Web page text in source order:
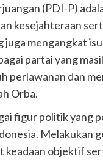
(PDI-P)
kesejahteraan
juga mengangkat
partai yang
perlawanan dan
Orba.
figur politik yang
Melakukan
keadaan objektif